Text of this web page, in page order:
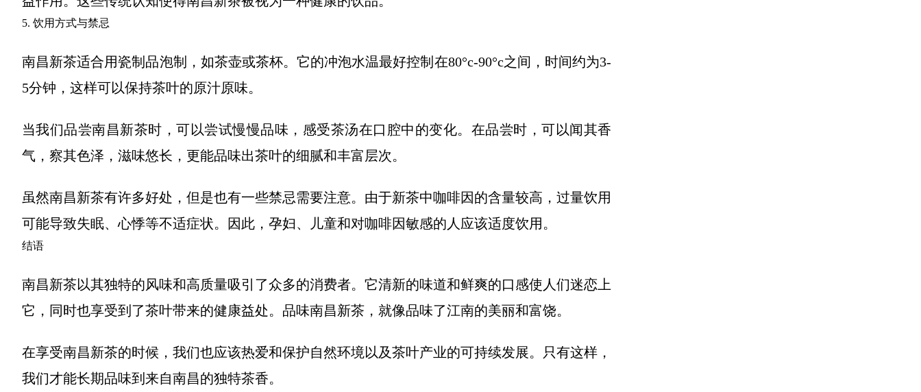
5. 饮用方式与禁忌
南昌新茶适合用瓷制品泡制，如茶壶或茶杯。它的冲泡水温最好控制在80°c-90°c之间，时间约为3-
5分钟，这样可以保持茶叶的原汁原味。
当我们品尝南昌新茶时，可以尝试慢慢品味，感受茶汤在口腔中的变化。在品尝时，可以闻其香
气，察其色泽，滋味悠长，更能品味出茶叶的细腻和丰富层次。
虽然南昌新茶有许多好处，但是也有一些禁忌需要注意。由于新茶中咖啡因的含量较高，过量饮用
可能导致失眠、心悸等不适症状。因此，孕妇、儿童和对咖啡因敏感的人应该适度饮用。
结语
南昌新茶以其独特的风味和高质量吸引了众多的消费者。它清新的味道和鲜爽的口感使人们迷恋上
它，同时也享受到了茶叶带来的健康益处。品味南昌新茶，就像品味了江南的美丽和富饶。
在享受南昌新茶的时候，我们也应该热爱和保护自然环境以及茶叶产业的可持续发展。只有这样，
我们才能长期品味到来自南昌的独特茶香。